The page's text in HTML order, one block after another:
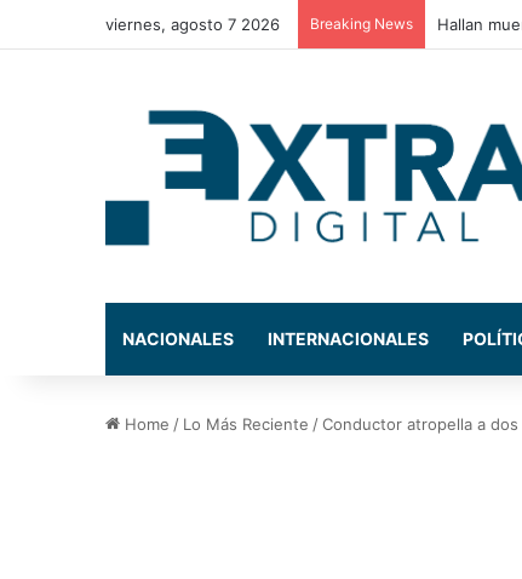
viernes, agosto 7 2026 Breaking News Estos son
NACIONALES INTERNACIONALES
Home / Lo Más Reciente /Conductor atropella a